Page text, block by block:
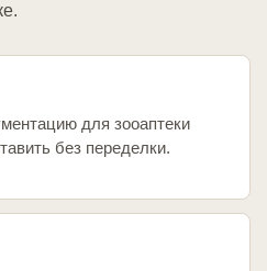
для зооаптеки
без переделки.